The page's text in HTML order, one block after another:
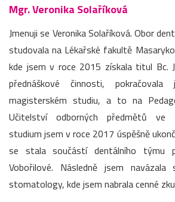
Mgr. Veronika Solaříková
Jmenuji se Veronika Solaříková. Obor
studovala na Lékařské fakultě
kde jsem v roce 2015 získala titul Bc.
přednáškové činnosti,
magisterském studiu, a to na
Učitelství odborných předmětů ve
studium jsem v roce 2017 úspěšně
se stala součástí dentálního týmu
Vobořilové. Následně jsem navázala
stomatology, kde jsem nabrala cenné